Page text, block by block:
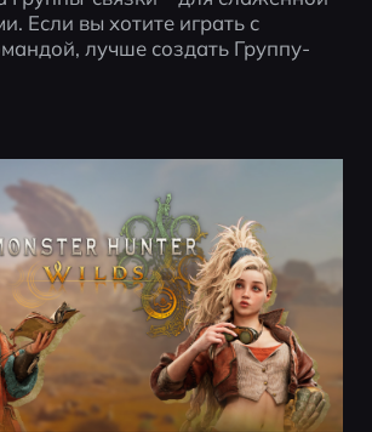
Если вы хотите играть с
лучше создать Группу-